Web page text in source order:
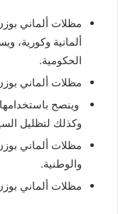
ألمانية وكورية،
الحكومية.
مظلات ألماني بوزن 1100 جرام متاحة فقط بالصناعة
وينصح
وكذلك لتظليل
والوطنية.
مظلات ألماني بوزن 1050 جرام متاحة أيضاً بالصناعة